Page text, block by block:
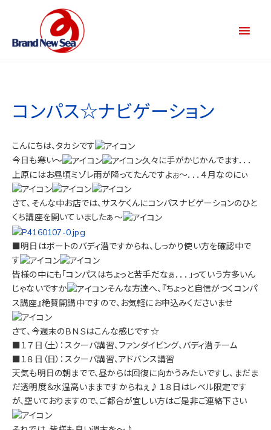
コンパス☆ナビゲーション
こんにちは、タカシです
今日も寒い～
久々に手がかじかんでます．．．
上原にはお昼頃ミゾレ雨が降ってたんですよぉ～．．．４月なのにぃ
さて、そんな中お店では、サスケくんにコンパスナビゲーションのひと
くち講座を開いていましたぁ～
■明日はボートのバディ潜ですからね、しっかり使い方を確認中で
す
皆様の中にも「コンパスはちょっと苦手だなぁ．．．」っていう方多いん
じゃないですか
そんな方達へ、『ちょっと自信がつくコンパ
ス講座』絶賛開講中ですので、お気軽にお申込みくださいませ
さて、今週末のＢＮＳはこんな感じです☆
■１７日（土）：スクーバ講習、ファンダイビング、バディ潜チーム
■１８日（日）：スクーバ講習、アドバンス講習
天気も明日の朝までで、昼からは回復に向かうみたいですし、まだま
だ透明度＆水温高いままですからねぇ♪１８日はレベル限定です
が、空いておりますので、ご都合が宜しい方はご是非ご連絡下さい